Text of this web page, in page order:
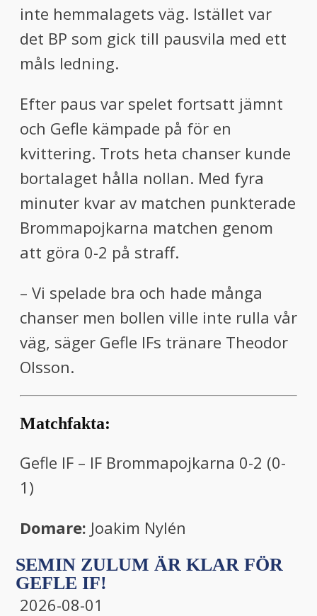
inte hemmalagets väg. Istället var
det BP som gick till pausvila med ett
måls ledning.
Efter paus var spelet fortsatt jämnt
och Gefle kämpade på för en
kvittering. Trots heta chanser kunde
bortalaget hålla nollan. Med fyra
minuter kvar av matchen punkterade
Brommapojkarna matchen genom
att göra 0-2 på straff.
– Vi spelade bra och hade många
chanser men bollen ville inte rulla vår
väg, säger Gefle IFs tränare Theodor
Olsson.
Matchfakta:
Gefle IF – IF Brommapojkarna 0-2 (0-
1)
Domare: Joakim Nylén
SEMIN ZULUM ÄR KLAR FÖR
GEFLE IF!
2026-08-01